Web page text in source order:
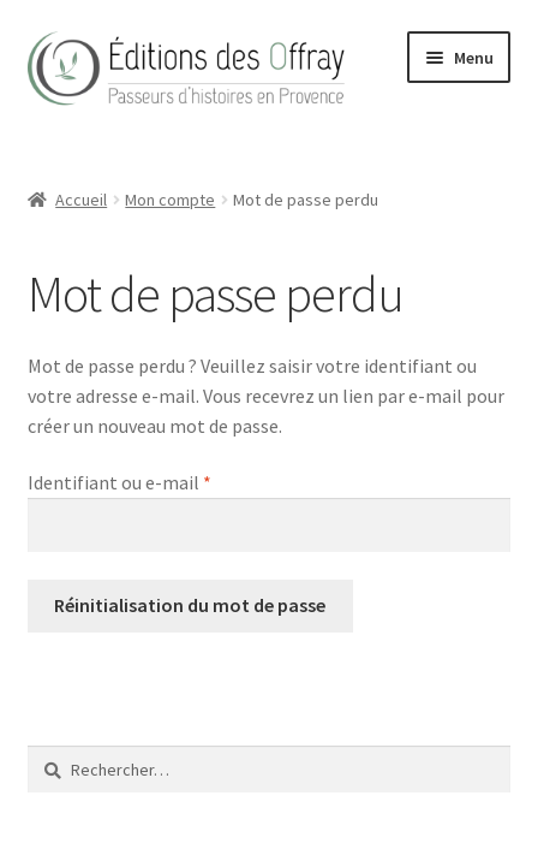
Aller
à
la
Aller
au
contenu
Menu
Actualités
Contact
Nouvelles
Accueil Mon compte Mot de passe perdu
Mot de passe perdu
Mot de passe perdu ? Veuillez saisir votre identifiant ou
votre adresse e-mail. Vous recevrez un lien par e-mail pour
créer un nouveau mot de passe.
Identifiant ou e-mail *Obligatoire
Réinitialisation du mot de passe
Rechercher :